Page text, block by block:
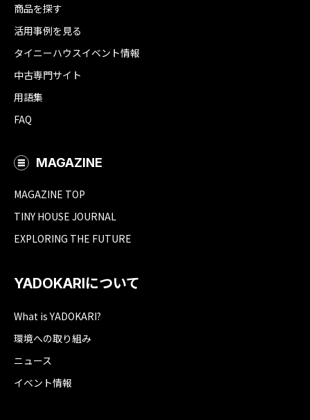
商品を探す
活用事例を見る
タイニーハウスイベント情報
中古専門サイト
用語集
FAQ
MAGAZINE
MAGAZINE TOP
TINY HOUSE JOURNAL
EXPLORING THE FUTURE
YADOKARIについて
What is YADOKARI?
環境への取り組み
ニュース
イベント情報